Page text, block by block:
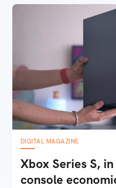
DIGITAL MAGAZINE
Xbox Series S,
console